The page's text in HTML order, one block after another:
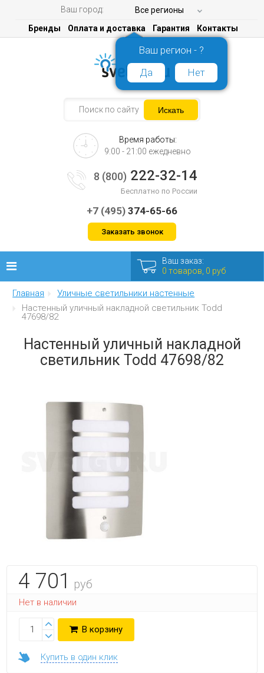
Ваш город: Все регионы
Ваш регион - ?
Да
Нет
Бренды Оплата и доставка Гарантия Контакты
Время работы:
9:00 - 21:00 ежедневно
8 (800) 222-32-14
Бесплатно по России
+7 (495) 374-65-66
Заказать звонок
Люстры
Интерьерные
Мебель
Ваш заказ:
0 товаров, 0 руб
Главная
Уличные светильники настенные
Настенный уличный накладной светильник Todd
47698/82
Настенный уличный накладной
светильник Todd 47698/82
4 701 руб
Нет в наличии
В корзину
Купить в один клик